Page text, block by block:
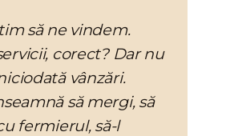
să ne vindem.
corect? Dar nu
vânzări.
să mergi, să
fermierul, să-l